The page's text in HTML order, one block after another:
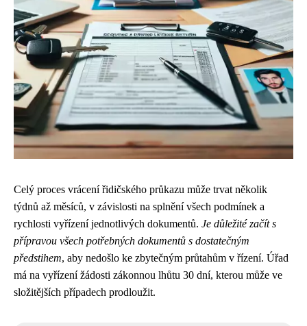
Celý proces vrácení řidičského průkazu může trvat několik
týdnů až měsíců, v závislosti na splnění všech podmínek a
rychlosti vyřízení jednotlivých dokumentů. Je důležité začít s
přípravou všech potřebných dokumentů s dostatečným
předstihem, aby nedošlo ke zbytečným průtahům v řízení. Úřad
má na vyřízení žádosti zákonnou lhůtu 30 dní, kterou může ve
složitějších případech prodloužit.